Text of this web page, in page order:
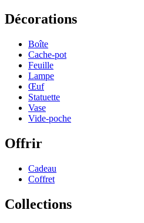
Décorations
Boîte
Cache-pot
Feuille
Lampe
Œuf
Statuette
Vase
Vide-poche
Offrir
Cadeau
Coffret
Collections